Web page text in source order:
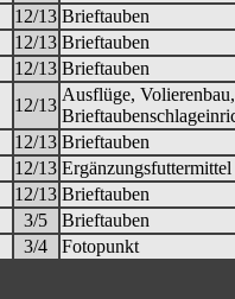
12/13 Brieftauben
12/13 Brieftauben
12/13 Brieftauben
12/13
Ausflüge, Volierenbau,
12/13 Brieftauben
12/13 Ergänzungsfuttermittel
12/13 Brieftauben
3/5
Brieftauben
3/4
Fotopunkt